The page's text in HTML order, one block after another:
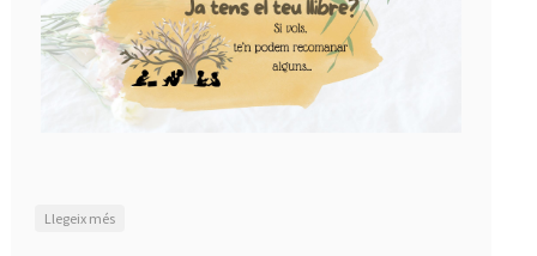
Llegeix méssobre Sant Jordi: tria el teu llibre!